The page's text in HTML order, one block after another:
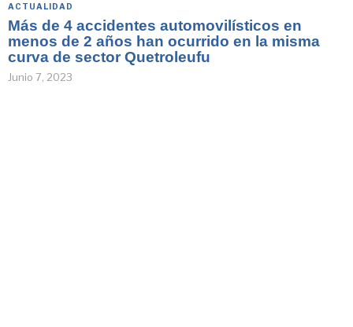
ACTUALIDAD
Más de 4 accidentes automovilísticos en
menos de 2 años han ocurrido en la misma
curva de sector Quetroleufu
Junio 7, 2023